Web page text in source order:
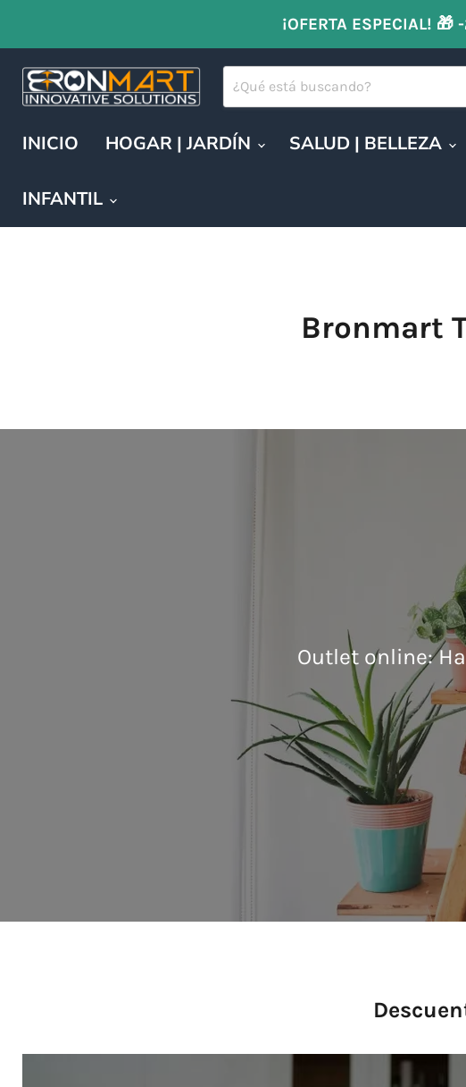
¡OFERTA ESPECIAL!
INICIO HOGAR | JARDÍN SALUD | BELLEZA
INFANTIL
Bronmart
Outlet online: